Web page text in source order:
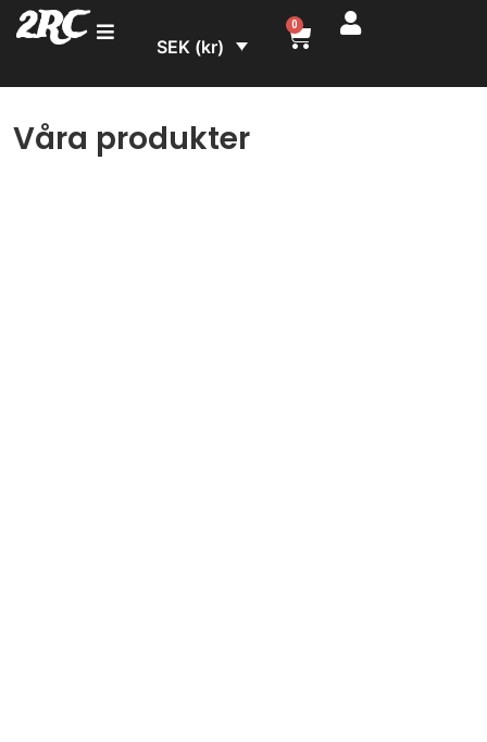
2RC SEK (kr)
0
Våra produkter